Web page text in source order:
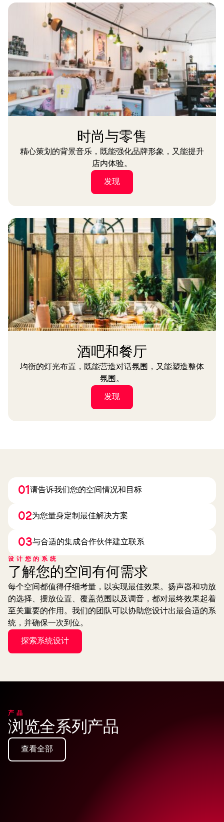
时尚与零售
精心策划的背景音乐，既能强化品牌形象，又能提升
店内体验。
发现
酒吧和餐厅
均衡的灯光布置，既能营造对话氛围，又能塑造整体
氛围。
发现
设计您的系统
了解您的空间有何需求
每个空间都值得仔细考量，以实现最佳效果。扬声器和功放
的选择、摆放位置、覆盖范围以及调音，都对最终效果起着
至关重要的作用。我们的团队可以协助您设计出最合适的系
统，并确保一次到位。
探索系统设计
01 请告诉我们您的空间情况和目标
02为您量身定制最佳解决方案
03与合适的集成合作伙伴建立联系
产品
浏览全系列产品
查看全部